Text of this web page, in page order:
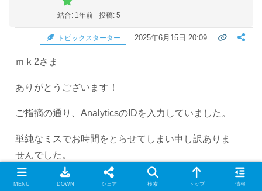
結合: 1年前 投稿: 5
トピックスターター 2025年6月15日 20:09
ｍｋ2さま
ありがとうございます！
ご指摘の通り、AnalyticsのIDを入力していました。
単純なミスでお時間をとらせてしまい申し訳ありま
せんでした。
本当に助かりました。
MENU DOWN シェア 検索 トップ 情報